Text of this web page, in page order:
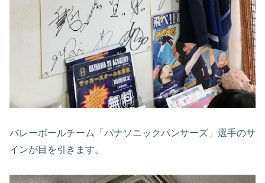
バレーボールチーム「パナソニックパンサーズ」選手のサ
インが目を引きます。